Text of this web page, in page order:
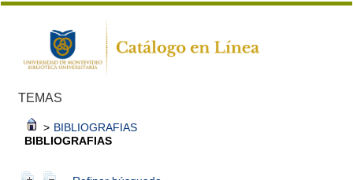
TEMAS
> BIBLIOGRAFIAS
BIBLIOGRAFIAS